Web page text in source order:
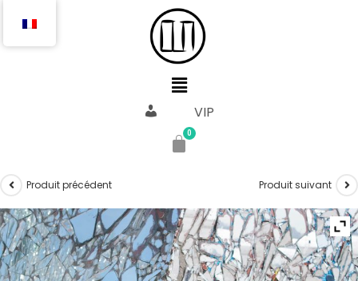
VIP
Produit précédent Produit suivant